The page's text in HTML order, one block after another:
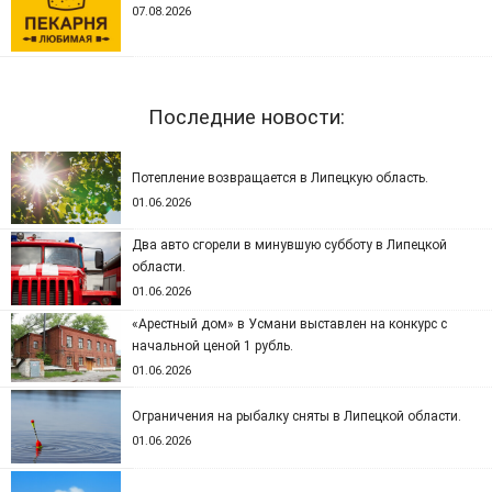
07.08.2026
Последние новости:
Потепление возвращается в Липецкую область.
01.06.2026
Два авто сгорели в минувшую субботу в Липецкой
области.
01.06.2026
«Арестный дом» в Усмани выставлен на конкурс с
начальной ценой 1 рубль.
01.06.2026
Ограничения на рыбалку сняты в Липецкой области.
01.06.2026